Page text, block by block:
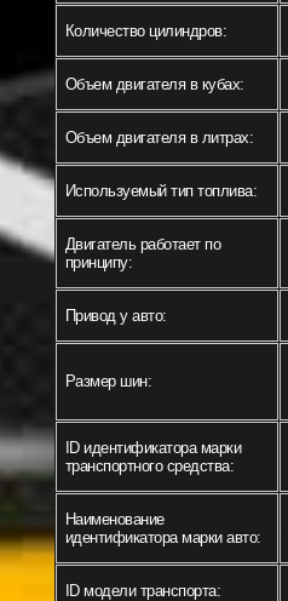
Количество цилиндров:
Объем двигателя в кубах:
Объем двигателя в литрах:
Используемый тип топлива:
Двигатель работает по
принципу:
Привод у авто:
Размер шин:
ID идентификатора марки
транспортного средства:
Наименование
идентификатора марки авто:
ID модели транспорта: